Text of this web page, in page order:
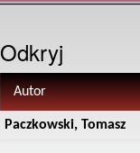
Odkryj
Autor
Paczkowski, Tomasz